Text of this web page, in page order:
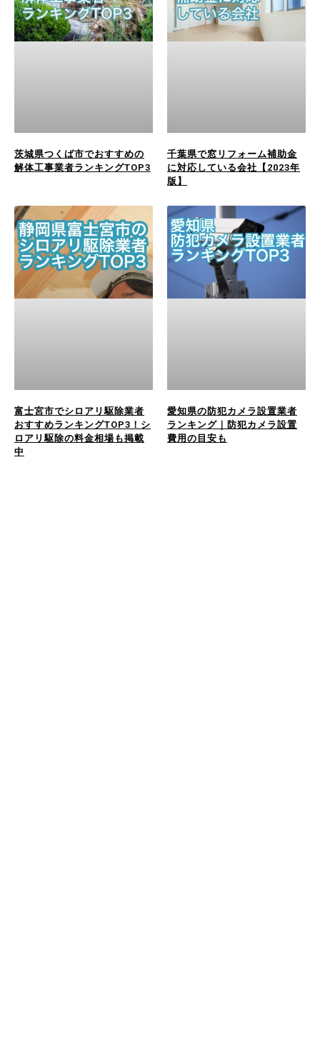
茨城県つくば市でおすすめの
解体工事業者ランキングTOP3
千葉県で窓リフォーム補助金
に対応している会社【2023年
版】
富士宮市でシロアリ駆除業者
おすすめランキングTOP3！シ
ロアリ駆除の料金相場も掲載
中
愛知県の防犯カメラ設置業者
ランキング｜防犯カメラ設置
費用の目安も